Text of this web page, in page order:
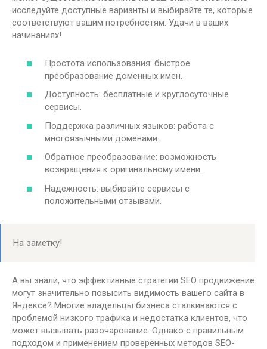
исследуйте доступные варианты и выбирайте те, которые
соответствуют вашим потребностям. Удачи в ваших
начинаниях!
Простота использования: быстрое
преобразование доменных имен.
Доступность: бесплатные и круглосуточные
сервисы.
Поддержка различных языков: работа с
многоязычными доменами.
Обратное преобразование: возможность
возвращения к оригинальному имени.
Надежность: выбирайте сервисы с
положительными отзывами.
На заметку!
А вы знали, что эффективные стратегии SEO продвижение
могут значительно повысить видимость вашего сайта в
Яндексе? Многие владельцы бизнеса сталкиваются с
проблемой низкого трафика и недостатка клиентов, что
может вызывать разочарование. Однако с правильным
подходом и применением проверенных методов SEO-